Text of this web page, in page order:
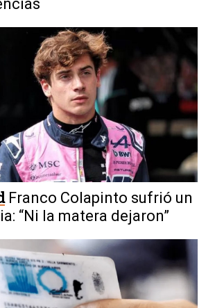
Franco Colapinto sufrió un
“Ni la matera dejaron”